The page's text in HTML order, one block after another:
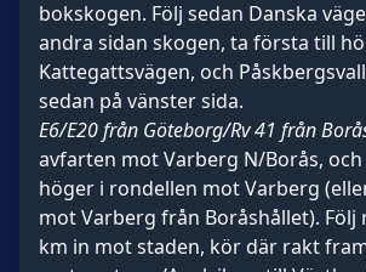
bokskogen. Följ sedan Danska
andra sidan skogen, ta första till
Kattegattsvägen, och
sedan på vänster sida.
E6/E20 från Göteborg/Rv 41 från
avfarten mot Varberg N/Borås,
höger i rondellen mot Varberg
mot Varberg från Boråshållet). Följ
km in mot staden, kör där rakt